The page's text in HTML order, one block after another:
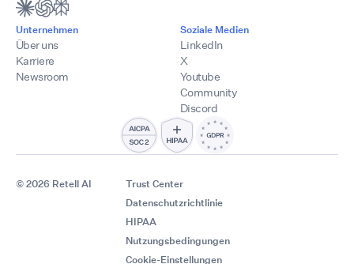
Unternehmen
Über uns
Karriere
Newsroom
Soziale Medien
LinkedIn
X
Youtube
Community
Discord
© 2026 Retell AI
Trust Center
Datenschutzrichtlinie
HIPAA
Nutzungsbedingungen
Cookie-Einstellungen